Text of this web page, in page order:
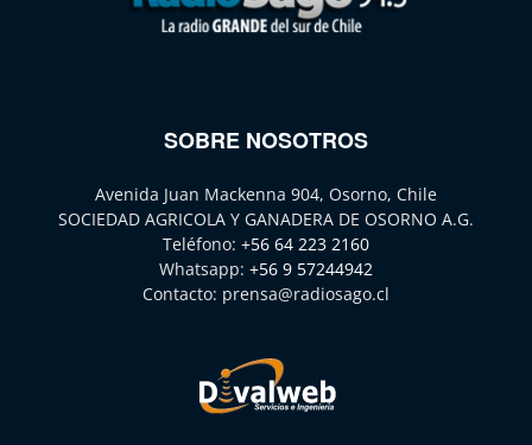
SOBRE NOSOTROS
Avenida Juan Mackenna 904, Osorno, Chile
SOCIEDAD AGRICOLA Y GANADERA DE OSORNO A.G.
Teléfono: +56 64 223 2160
Whatsapp: +56 9 57244942
Contacto: prensa@radiosago.cl